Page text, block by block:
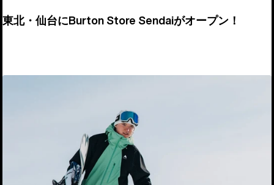
東北・仙台にBurton Store Sendaiがオープン！